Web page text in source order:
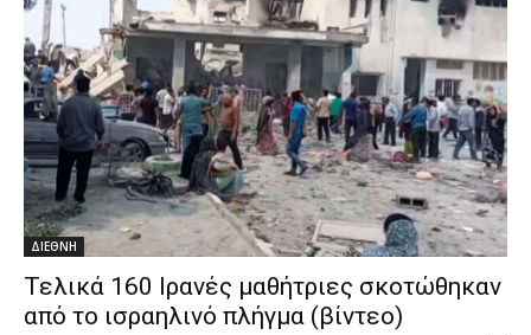
ΔΙΕΘΝΗ
Τελικά 160 Iρανές μαθήτριες σκοτώθηκαν
από το ισραηλινό πλήγμα (βίντεο)